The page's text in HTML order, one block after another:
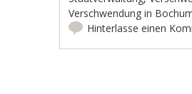
Verschwendung in
Hinterlasse einen